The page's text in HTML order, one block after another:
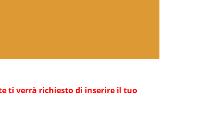
ti verrà richiesto di inserire il tuo